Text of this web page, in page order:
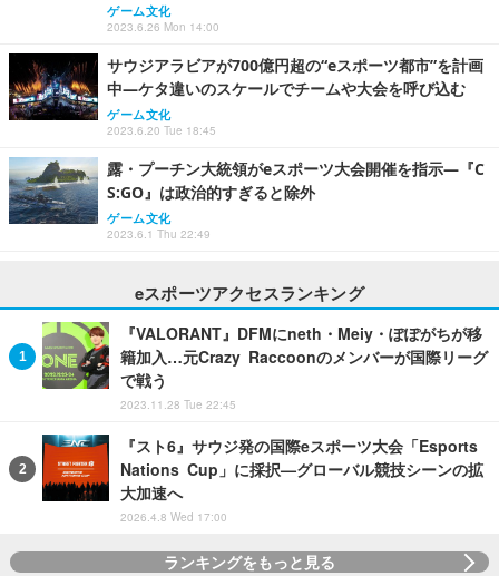
ゲーム文化
2023.6.26 Mon 14:00
サウジアラビアが700億円超の“eスポーツ都市”を計画
中―ケタ違いのスケールでチームや大会を呼び込む
ゲーム文化
2023.6.20 Tue 18:45
露・プーチン大統領がeスポーツ大会開催を指示―『C
S:GO』は政治的すぎると除外
ゲーム文化
2023.6.1 Thu 22:49
eスポーツアクセスランキング
『VALORANT』DFMにneth・Meiy・ぽぽがちが移
籍加入…元Crazy Raccoonのメンバーが国際リーグ
で戦う
2023.11.28 Tue 22:45
『スト6』サウジ発の国際eスポーツ大会「Esports
Nations Cup」に採択—グローバル競技シーンの拡
大加速へ
2026.4.8 Wed 17:00
ランキングをもっと見る